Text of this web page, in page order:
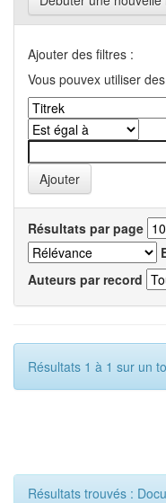
Ajouter des filtres :
Vous pouvex utiliser
Résultats par page
Auteurs par record
Résultats 1 à 1 sur un
Résultats trouvés :